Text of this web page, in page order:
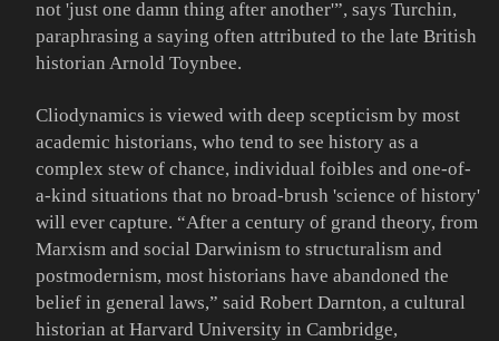
not 'just one damn thing after another'”, says Turchin,
paraphrasing a saying often attributed to the late British
historian Arnold Toynbee.
Cliodynamics is viewed with deep scepticism by most
academic historians, who tend to see history as a
complex stew of chance, individual foibles and one-of-
a-kind situations that no broad-brush 'science of history'
will ever capture. “After a century of grand theory, from
Marxism and social Darwinism to structuralism and
postmodernism, most historians have abandoned the
belief in general laws,” said Robert Darnton, a cultural
historian at Harvard University in Cambridge,